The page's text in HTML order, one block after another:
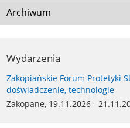
Archiwum
Wydarzenia
Zakopiańskie Forum Protetyki
doświadczenie, technologie
Zakopane, 19.11.2026 -